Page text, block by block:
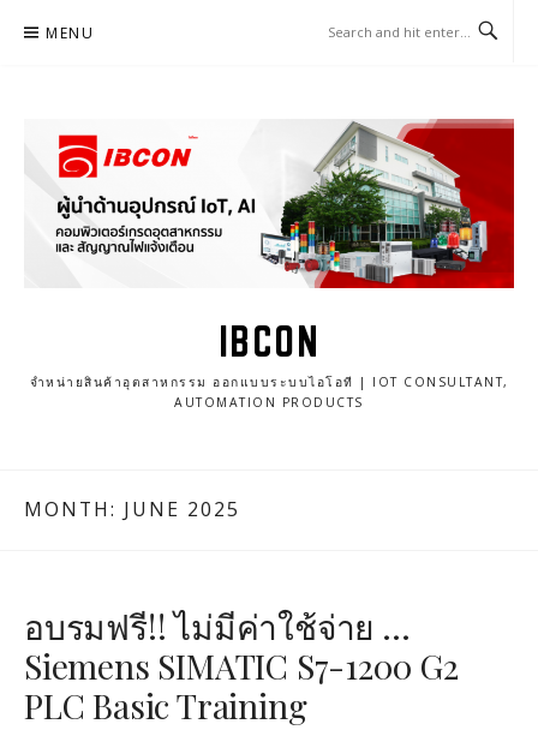
MENU
IBCON
จำหน่ายสินค้าอุตสาหกรรม ออกแบบระบบไอโอที | IOT CONSULTANT,
AUTOMATION PRODUCTS
MONTH: JUNE 2025
อบรมฟรี!! ไม่มีค่าใช้จ่าย …
Siemens SIMATIC S7-1200 G2
PLC Basic Training